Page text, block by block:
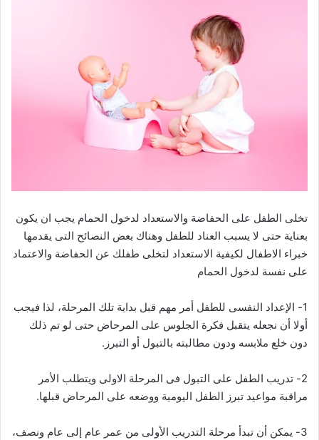
تخلى الطفل على الحفاضة والاستعداد لدخول الحمام يجب ان يكون
بعناية حتى لا يسبب العناد للطفل وهناك بعض النصائح التى يقدمها
خبراء الاطفال لكيفية الاستعداد لتخلى طفلك عن الحفاضة والاعتماد
على نفسة لدخول الحمام
1- الإعداد النفسى للطفل أمر مهم قبل بداية تلك المرحلة، لذا فيجب
أولا أن نجعله يتقبل فكرة الجلوس على المرحاض حتى لو تم ذلك
دون خلع ملابسه ودون مطالبته بالتبول أو التبرز.
2- تدريب الطفل على التبول فى المرحلة الاولى ويتطلب الأمر
مراقبة مواعيد تبرز الطفل اليومية ووضعه على المرحاض قبلها.
3- يمكن أن تبدأ مرحلة التدريب الأولى من عمر عام إلى عام ونصف،